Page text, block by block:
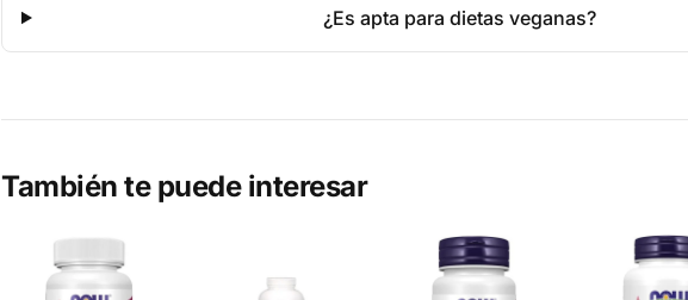
¿Es apta para dietas veganas?
También te puede interesar